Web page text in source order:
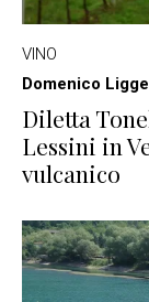
VINO
Domenico
Diletta
Lessini in
vulcanico